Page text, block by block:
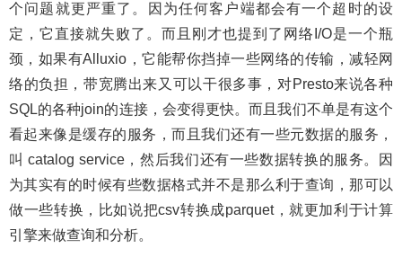
个问题就更严重了。因为任何客户端都会有一个超时的设
定，它直接就失败了。而且刚才也提到了网络I/O是一个瓶
颈，如果有Alluxio，它能帮你挡掉一些网络的传输，减轻网
络的负担，带宽腾出来又可以干很多事，对Presto来说各种
SQL的各种join的连接，会变得更快。而且我们不单是有这个
看起来像是缓存的服务，而且我们还有一些元数据的服务，
叫 catalog service，然后我们还有一些数据转换的服务。因
为其实有的时候有些数据格式并不是那么利于查询，那可以
做一些转换，比如说把csv转换成parquet，就更加利于计算
引擎来做查询和分析。